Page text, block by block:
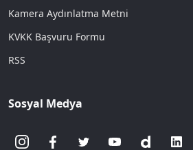
Kamera Aydınlatma Metni
KVKK Başvuru Formu
RSS
Sosyal Medya